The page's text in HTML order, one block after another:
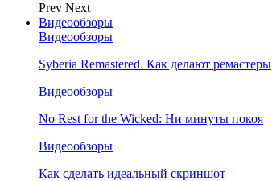
Prev Next
Видеообзоры
Видеообзоры
Syberia Remastered. Как делают ремастеры
Видеообзоры
No Rest for the Wicked: Ни минуты покоя
Видеообзоры
Как сделать идеальный скриншот